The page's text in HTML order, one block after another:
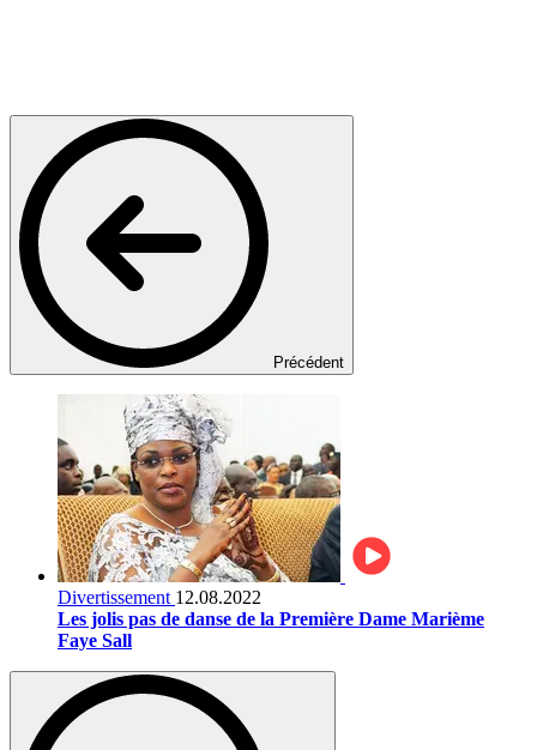
Précédent
Divertissement 12.08.2022
Les jolis pas de danse de la Première Dame Marième
Faye Sall